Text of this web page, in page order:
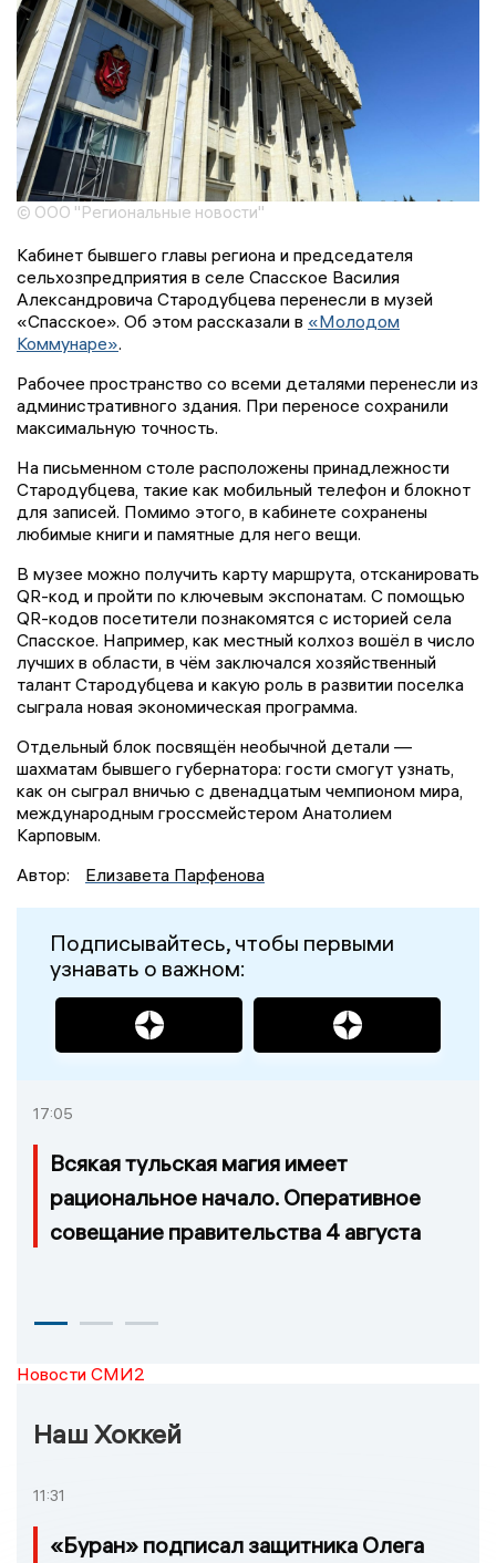
© ООО "Региональные новости"
Кабинет бывшего главы региона и председателя
сельхозпредприятия в селе Спасское Василия
Александровича Стародубцева перенесли в музей
«Спасское». Об этом рассказали в «Молодом
Коммунаре».
Рабочее пространство со всеми деталями перенесли из
административного здания. При переносе сохранили
максимальную точность.
На письменном столе расположены принадлежности
Стародубцева, такие как мобильный телефон и блокнот
для записей. Помимо этого, в кабинете сохранены
любимые книги и памятные для него вещи.
В музее можно получить карту маршрута, отсканировать
QR-код и пройти по ключевым экспонатам. С помощью
QR-кодов посетители познакомятся с историей села
Спасское. Например, как местный колхоз вошёл в число
лучших в области, в чём заключался хозяйственный
талант Стародубцева и какую роль в развитии поселка
сыграла новая экономическая программа.
Отдельный блок посвящён необычной детали —
шахматам бывшего губернатора: гости смогут узнать,
как он сыграл вничью с двенадцатым чемпионом мира,
международным гроссмейстером Анатолием
Карповым.
Автор:
Елизавета Парфенова
Подписывайтесь, чтобы первыми
узнавать о важном:
17:05
Всякая тульская магия имеет
рациональное начало. Оперативное
совещание правительства 4 августа
Новости СМИ2
Наш Хоккей
11:31
«Буран» подписал защитника Олега